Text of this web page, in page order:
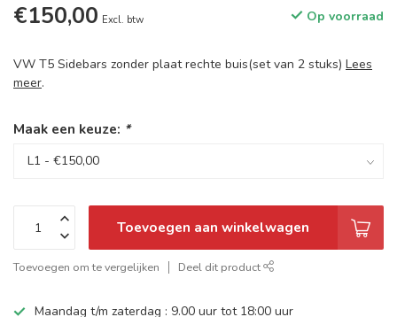
€150,00 Excl. btw Op voorraad
VW T5 Sidebars zonder plaat rechte buis(set van 2 stuks) Lees
meer.
Maak een keuze: *
Toevoegen aan winkelwagen
Toevoegen om te vergelijken Deel dit product
Maandag t/m zaterdag : 9.00 uur tot 18:00 uur